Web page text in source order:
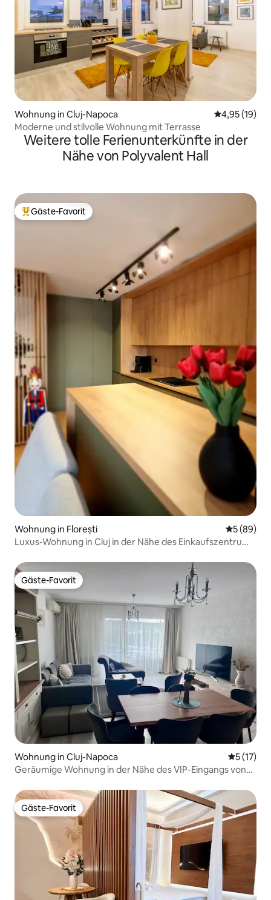
Wohnung in Cluj-Napoca
4,95 (19)
Moderne und stilvolle Wohnung mit Terrasse
Weitere tolle Ferienunterkünfte in der
Nähe von Polyvalent Hall
Beliebter Gäste-Favorit.
Gäste-Favorit
Wohnung in Florești
5 (89)
Luxus-Wohnung in Cluj in der Nähe des Einkaufszentrums
Gäste-Favorit
Gäste-Favorit
Wohnung in Cluj-Napoca
5 (17)
Geräumige Wohnung in der Nähe des VIP-Eingangs von
Gäste-Favorit
Gäste-Favorit